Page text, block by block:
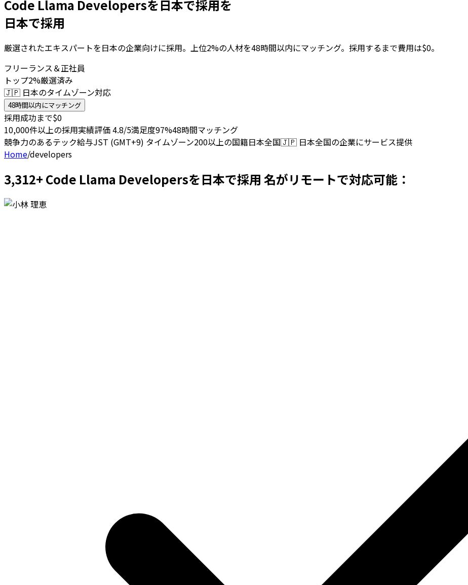
Code Llama Developersを日本で採用を
日本で採用
厳選されたエキスパートを日本の企業向けに採用。上位2%の人材を48時間以内にマッチング。採用するまで費用は$0。
フリーランス＆正社員
トップ2%厳選済み
🇯🇵 日本のタイムゾーン対応
48時間以内にマッチング
採用成功まで$0
10,000件以上の採用実績評価 4.8/5満足度97%48時間マッチング
競争力のあるテック給与JST (GMT+9) タイムゾーン200以上の国籍日本全国🇯🇵 日本全国の企業にサービス提供
Home/developers
3,312+ Code Llama Developersを日本で採用 名がリモートで対応可能：